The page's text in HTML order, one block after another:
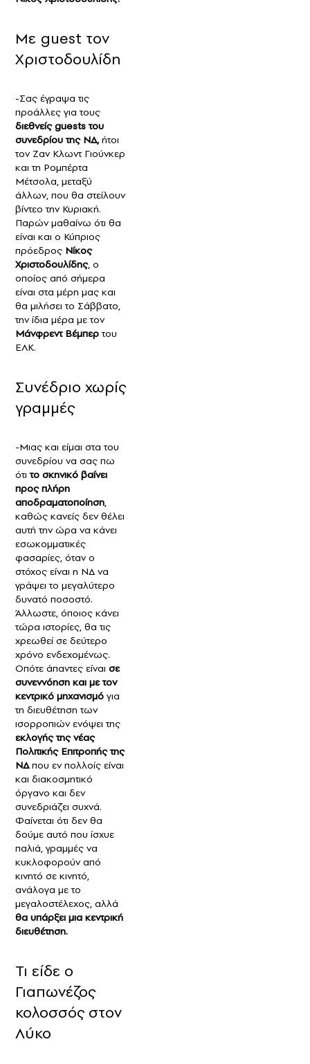
Με guest τον
Χριστοδουλίδη
-Σας έγραψα τις
προάλλες για τους
διεθνείς guests του
συνεδρίου της ΝΔ,ήτοι
τον Ζαν Κλωντ Γιούνκερ
και τη Ρομπέρτα
Μέτσολα, μεταξύ
άλλων, που θα στείλουν
βίντεο την Κυριακή.
Παρών μαθαίνω ότι θα
είναι και ο Κύπριος
πρόεδρος Νίκος
Χριστοδουλίδης, ο
οποίος από σήμερα
είναι στα μέρη μας και
θα μιλήσει το Σάββατο,
την ίδια μέρα με τον
Μάνφρεντ Βέμπερτου
ΕΛΚ.
Συνέδριο χωρίς
γραμμές
-Μιας και είμαι στα του
συνεδρίου να σας πω
ότιτο σκηνικό βαίνει
προς πλήρη
αποδραματοποίηση,
καθώς κανείς δεν θέλει
αυτή την ώρα να κάνει
εσωκομματικές
φασαρίες, όταν ο
στόχος είναι η ΝΔ να
γράψει το μεγαλύτερο
δυνατό ποσοστό.
Άλλωστε, όποιος κάνει
τώρα ιστορίες, θα τις
χρεωθεί σε δεύτερο
χρόνο ενδεχομένως.
Οπότε άπαντες είναι σε
συνεννόηση και με τον
κεντρικό μηχανισμό για
τη διευθέτηση των
ισορροπιών ενόψει της
εκλογής της νέας
Πολιτικής Επιτροπής της
ΝΔπου εν πολλοίς είναι
και διακοσμητικό
όργανο και δεν
συνεδριάζει συχνά.
Φαίνεται ότι δεν θα
δούμε αυτό που ίσχυε
παλιά, γραμμές να
κυκλοφορούν από
κινητό σε κινητό,
ανάλογα με το
μεγαλοστέλεχος, αλλά
θα υπάρξει μια κεντρική
διευθέτηση.
Τι είδε ο
Γιαπωνέζος
κολοσσός στον
Λύκο